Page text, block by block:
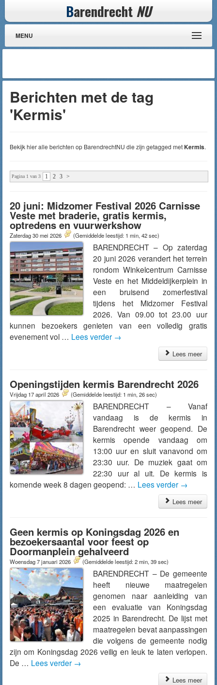
Barendrecht NU
MENU
Berichten met de tag
'Kermis'
Bekijk hier alle berichten op BarendrechtNU die zijn getagged metKermis.
Pagina 1 van 3 1 2 3 >
20 juni: Midzomer Festival 2026 Carnisse
Veste met braderie, gratis kermis,
optredens en vuurwerkshow
Zaterdag 30 mei 2026 (Gemiddelde leestijd: 1 min, 42 sec)
BARENDRECHT – Op zaterdag
20 juni 2026 verandert het terrein
rondom Winkelcentrum Carnisse
Veste en het Middeldijkerplein in
een bruisend zomerfestival
tijdens het Midzomer Festival
2026. Van 09.00 tot 23.00 uur
kunnen bezoekers genieten van een volledig gratis
evenement vol … Lees verder →
Lees meer
Openingstijden kermis Barendrecht 2026
Vrijdag 17 april 2026 (Gemiddelde leestijd: 1 min, 26 sec)
BARENDRECHT – Vanaf
vandaag is de kermis in
Barendrecht weer geopend. De
kermis opende vandaag om
13:00 uur en sluit vanavond om
23:30 uur. De muziek gaat om
22:30 uur al uit. De kermis is
komende week 8 dagen geopend: … Lees verder →
Lees meer
Geen kermis op Koningsdag 2026 en
bezoekersaantal voor feest op
Doormanplein gehalveerd
Woensdag 7 januari 2026 (Gemiddelde leestijd: 2 min, 39 sec)
BARENDRECHT – De gemeente
heeft nieuwe maatregelen
genomen naar aanleiding van
een evaluatie van Koningsdag
2025 in Barendrecht. De lijst met
maatregelen bevat aanpassingen
die volgens de gemeente nodig
zijn om Koningsdag 2026 veilig en leuk te laten verlopen.
De … Lees verder →
Lees meer